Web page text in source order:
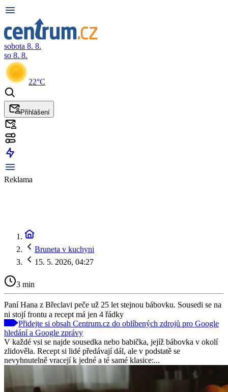
sobota 8. 8.
so 8. 8.
22°C
Přihlášení
Reklama
Bruneta v kuchyni
15. 5. 2026, 04:27
3 min
Paní Hana z Břeclavi peče už 25 let stejnou bábovku. Sousedi se na
ni stojí frontu a recept má jen 4 řádky
Přidejte si obsah Centrum.cz do oblíbených zdrojů pro Google
hledání a Google zprávy
V každé vsi se najde sousedka nebo babička, jejíž bábovka v okolí
zlidověla. Recept si lidé předávají dál, ale v podstatě se
nevyhnutelně vracejí k jedné a té samé klasice:...